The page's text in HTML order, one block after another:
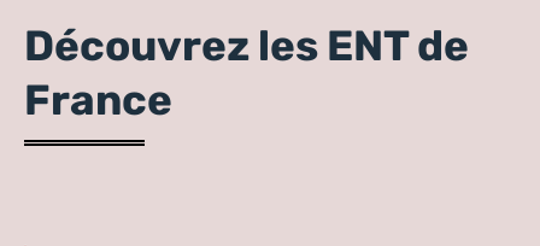
Découvrez les ENT de
France